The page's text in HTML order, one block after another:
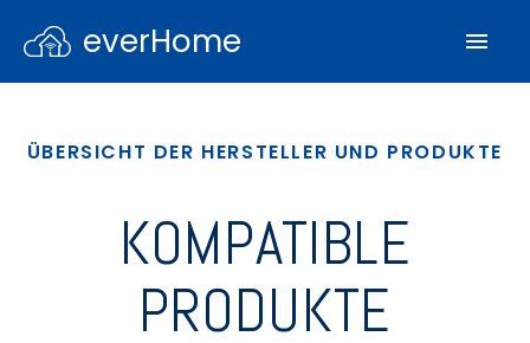
everHome
ÜBERSICHT DER HERSTELLER UND PRODUKTE
KOMPATIBLE
PRODUKTE